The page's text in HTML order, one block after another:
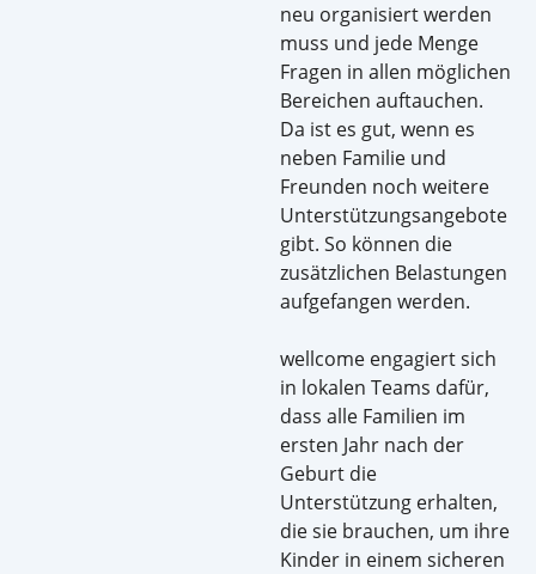
neu organisiert werden
muss und jede Menge
Fragen in allen möglichen
Bereichen auftauchen.
Da ist es gut, wenn es
neben Familie und
Freunden noch weitere
Unterstützungsangebote
gibt. So können die
zusätzlichen Belastungen
aufgefangen werden.
wellcome engagiert sich
in lokalen Teams dafür,
dass alle Familien im
ersten Jahr nach der
Geburt die
Unterstützung erhalten,
die sie brauchen, um ihre
Kinder in einem sicheren